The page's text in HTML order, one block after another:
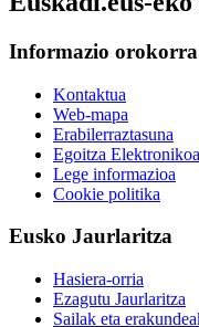
Informazio orokorra
Kontaktua
Web-mapa
Erabilerraztasuna
Egoitza Elektronikoa
Lege informazioa
Cookie politika
Eusko Jaurlaritza
Hasiera-orria
Ezagutu Jaurlaritza
Sailak eta